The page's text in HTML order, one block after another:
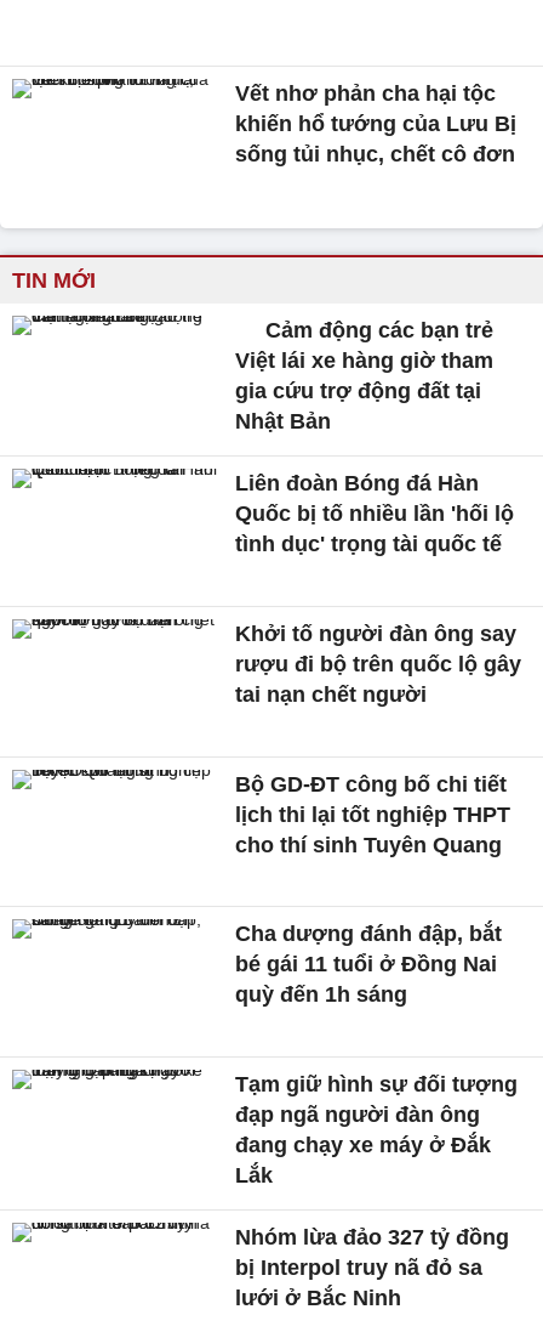
Vết nhơ phản cha hại tộc
khiến hổ tướng của Lưu Bị
sống tủi nhục, chết cô đơn
TIN MỚI
Cảm động các bạn trẻ
Việt lái xe hàng giờ tham
gia cứu trợ động đất tại
Nhật Bản
Liên đoàn Bóng đá Hàn
Quốc bị tố nhiều lần 'hối lộ
tình dục' trọng tài quốc tế
Khởi tố người đàn ông say
rượu đi bộ trên quốc lộ gây
tai nạn chết người
Bộ GD-ĐT công bố chi tiết
lịch thi lại tốt nghiệp THPT
cho thí sinh Tuyên Quang
Cha dượng đánh đập, bắt
bé gái 11 tuổi ở Đồng Nai
quỳ đến 1h sáng
Tạm giữ hình sự đối tượng
đạp ngã người đàn ông
đang chạy xe máy ở Đắk
Lắk
Nhóm lừa đảo 327 tỷ đồng
bị Interpol truy nã đỏ sa
lưới ở Bắc Ninh